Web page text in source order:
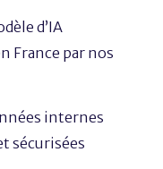
d’IA
France par nos
internes
sécurisées